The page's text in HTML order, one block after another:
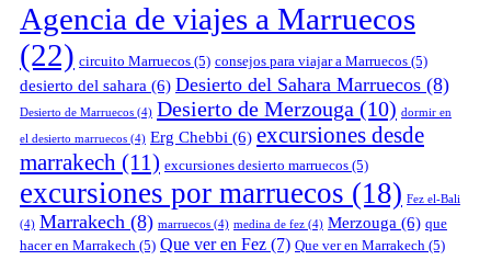
Agencia de viajes a Marruecos
(22) circuito Marruecos (5) consejos para viajar a Marruecos (5)
desierto del sahara (6) Desierto del Sahara Marruecos (8)
Desierto de Marruecos (4) Desierto de Merzouga (10) dormir en
el desierto marruecos (4) Erg Chebbi (6) excursiones desde
marrakech (11) excursiones desierto marruecos (5)
excursiones por marruecos (18) Fez el-Bali
(4) Marrakech (8) marruecos (4) medina de fez (4) Merzouga (6) que
hacer en Marrakech (5) Que ver en Fez (7) Que ver en Marrakech (5)